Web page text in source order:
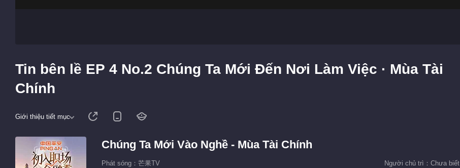
Tin bên lề EP 4 No.2 Chúng Ta Mới Đến Nơi Làm Việc · Mùa Tài
Chính
Giới thiệu tiết mục
Chúng Ta Mới Vào Nghề - Mùa Tài Chính
Phát sóng：芒果TV
Người chủ trì：Chưa biết